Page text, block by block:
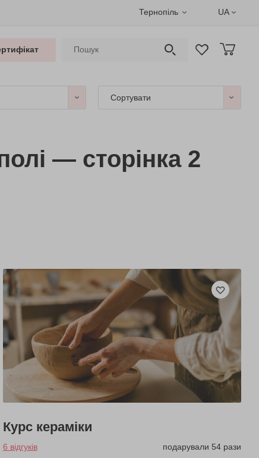
Тернопіль UA
Сортувати
— сторінка 2
Курс кераміки
6 відгуків
подарували 54 рази